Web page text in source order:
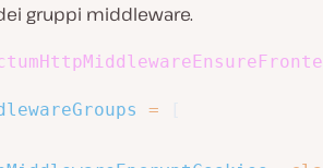
gruppi middleware.
=